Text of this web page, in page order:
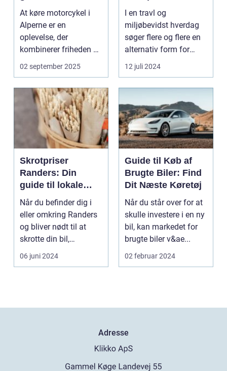
At køre motorcykel i
Alperne er en
oplevelse, der
kombinerer friheden på
to hjul med no...
02 september 2025
I en travl og
miljøbevidst hverdag
søger flere og flere en
alternativ form for
transport. El scooter...
12 juli 2024
Skrotpriser
Randers: Din
guide til lokale
muligheder
Når du befinder dig i
eller omkring Randers
og bliver nødt til at
skrotte din bil,
gammelt jern elle...
06 juni 2024
Guide til Køb af
Brugte Biler: Find
Dit Næste Køretøj
Når du står over for at
skulle investere i en ny
bil, kan markedet for
brugte biler v&ae...
02 februar 2024
Adresse